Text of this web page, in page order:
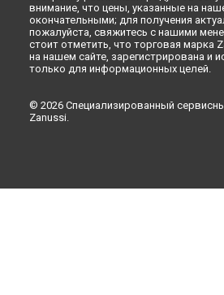
внимание, что цены, указанные на
окончательными; для получения
пожалуйста, свяжитесь с нашими
стоит отметить, что торговая марка
на нашем сайте, зарегистрирована и
только для информационных целей.
© 2026 Специализированный
Zanussi.